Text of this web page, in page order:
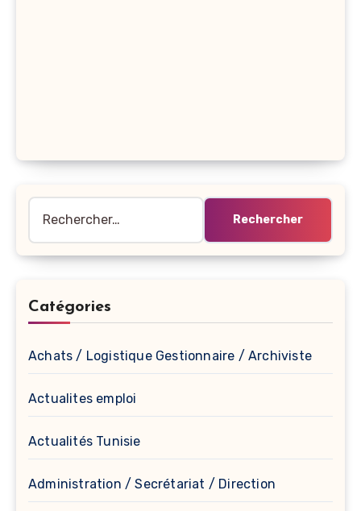
Catégories
Achats / Logistique Gestionnaire / Archiviste
Actualites emploi
Actualités Tunisie
Administration / Secrétariat / Direction